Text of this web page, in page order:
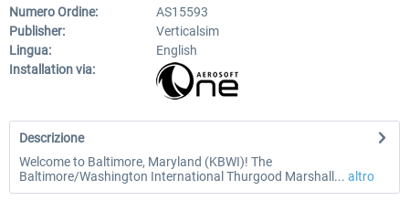
Numero Ordine:
AS15593
Publisher:
Verticalsim
Lingua:
English
Installation via:
Descrizione
Welcome to Baltimore, Maryland (KBWI)! The
Baltimore/Washington International Thurgood Marshall... altro